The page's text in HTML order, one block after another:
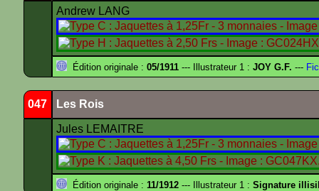
Andrew LANG
Édition originale : 05/1911 --- Illustrateur 1 : JOY G.F. ---
047 Les Rois
Jules LEMAITRE
Édition originale : 11/1912 --- Illustrateur 1 : Signature